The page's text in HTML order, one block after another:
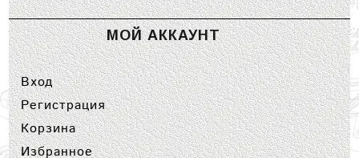
МОЙ АККАУНТ
Вход
Регистрация
Корзина
Избранное